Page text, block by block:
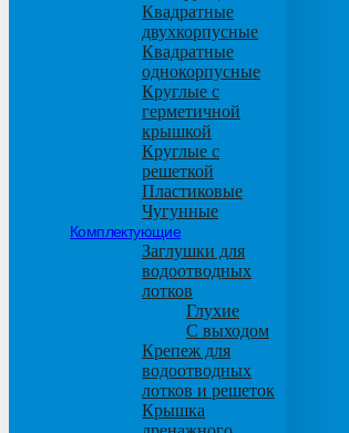
Квадратные
двухкорпусные
Квадратные
однокорпусные
Круглые с
герметичной
крышкой
Круглые с
решеткой
Пластиковые
Чугунные
Комплектующие
Заглушки для
водоотводных
лотков
Глухие
С выходом
Крепеж для
водоотводных
лотков и решеток
Крышка